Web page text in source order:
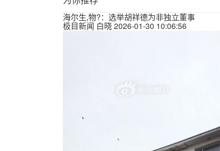
海尔生,物?：选举胡祥德为非独立董事
极目新闻 白晓2026-01-30 10:06:56